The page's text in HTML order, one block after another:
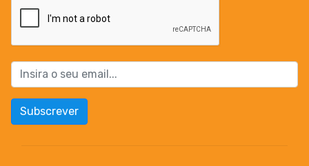
Subscrever